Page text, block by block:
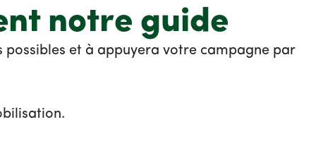
notre guide
et à appuyera votre campagne par